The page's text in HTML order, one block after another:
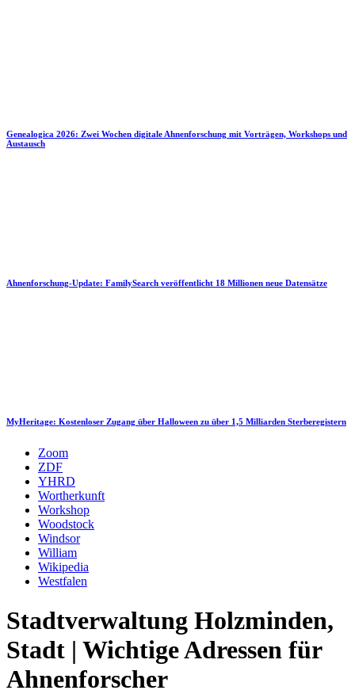
Genealogica 2026: Zwei Wochen digitale Ahnenforschung mit Vorträgen, Workshops und
Austausch
Ahnenforschung-Update: FamilySearch veröffentlicht 18 Millionen neue Datensätze
MyHeritage: Kostenloser Zugang über Halloween zu über 1,5 Milliarden Sterberegistern
Zoom
ZDF
YHRD
Wortherkunft
Workshop
Woodstock
Windsor
William
Wikipedia
Westfalen
Stadtverwaltung Holzminden,
Stadt | Wichtige Adressen für
Ahnenforscher